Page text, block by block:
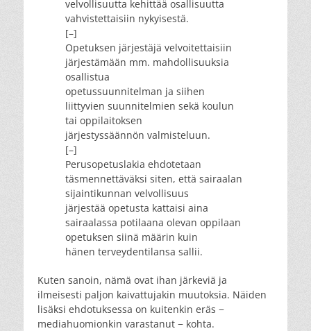
velvollisuutta kehittää osallisuutta
vahvistet­taisiin nykyisestä.
[–]
Opetuksen järjestäjä velvoitettaisiin
järjestämään mm. mahdollisuuksia
osallistua
opetussuunnitelman ja siihen
liittyvien suunnitelmien sekä koulun
tai oppilaitoksen
järjestyssäännön valmisteluun.
[–]
Perusopetuslakia ehdotetaan
täsmennettäväksi siten, että sairaalan
sijaintikunnan velvollisuus
järjestää opetusta kattaisi aina
sairaalassa potilaana olevan oppilaan
opetuksen siinä määrin kuin
hänen terveydentilansa sallii.
Kuten sanoin, nämä ovat ihan järkeviä ja
ilmeisesti paljon kaivattujakin muutoksia. Näiden
lisäksi ehdotuksessa on kuitenkin eräs −
mediahuomionkin varastanut − kohta.